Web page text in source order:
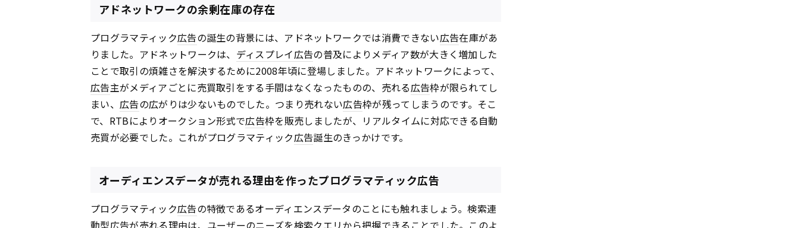
アドネットワークの余剰在庫の存在
プログラマティック広告の誕生の背景には、アドネットワークでは消費できない広告在庫があ
りました。アドネットワークは、 ディスプレイ広告の普及によりメディア数が大きく増加した
ことで取引の煩雑さを解決するために2008年頃に登場しました。アドネットワークによって、
広告主がメディアごとに売買取引をする手間はなくなったものの、売れる広告枠が限られてし
まい、 広告の広がりは少ないものでした。つまり売れない広告枠が残ってしまうのです。そこ
で、RTBによりオークション形式で広告枠を販売しましたが、リアルタイムに対応できる自動
売買が必要でした。これがプログラマティック広告誕生のきっかけです。
オーディエンスデータが売れる理由を作ったプログラマティック広告
プログラマティック広告の特徴であるオーディエンスデータのことにも触れましょう。検索連
動型広告が売れる理由は、ユーザーのニーズを検索クエリから把握できることでした。このよ